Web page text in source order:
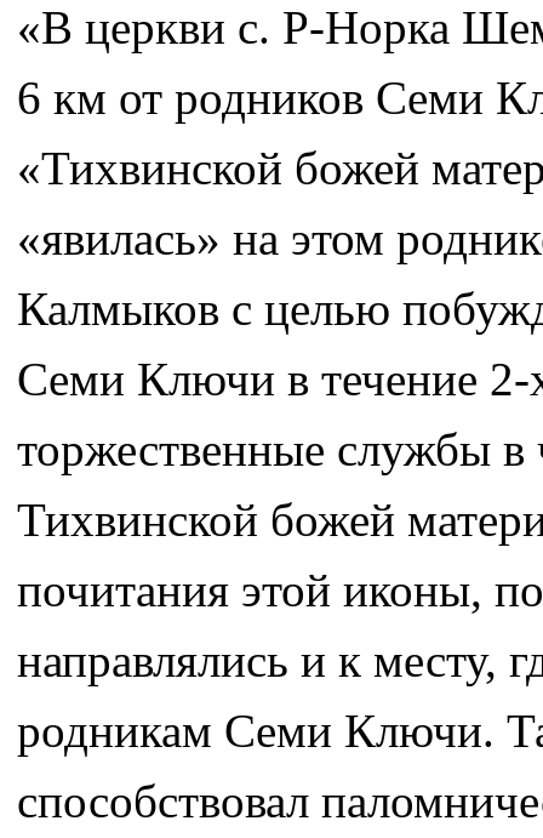
«В церкви с. Р-Норка
6 км от родников Семи
«Тихвинской божей
«явилась» на этом
Калмыков с целью
Семи Ключи в течение 2-
торжественные службы в
Тихвинской божей
почитания этой иконы,
направлялись и к месту,
родникам Семи Ключи.
способствовал